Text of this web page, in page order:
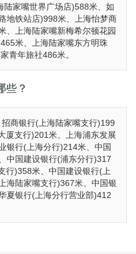
家嘴世界广场店)588米、如
地铁站店)998米、上海怡梦商
、上海陆家嘴新梅希尔顿花园
米、上海陆家嘴东方明珠
青年旅社486米。
些？
商银行(上海陆家嘴支行)199
厦支行)201米、上海浦东发展
银行(上海分行)214米、中国
中国建设银行(浦东分行)317
行)358米、中国建设银行(上
海陆家嘴支行)367米、中国银
夏银行(上海分行营业部)412